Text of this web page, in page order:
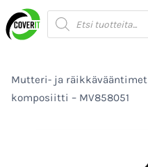
Siirry
sisältöön
Products
search
Mutteri- ja räikkävääntimet
komposiitti – MV858051